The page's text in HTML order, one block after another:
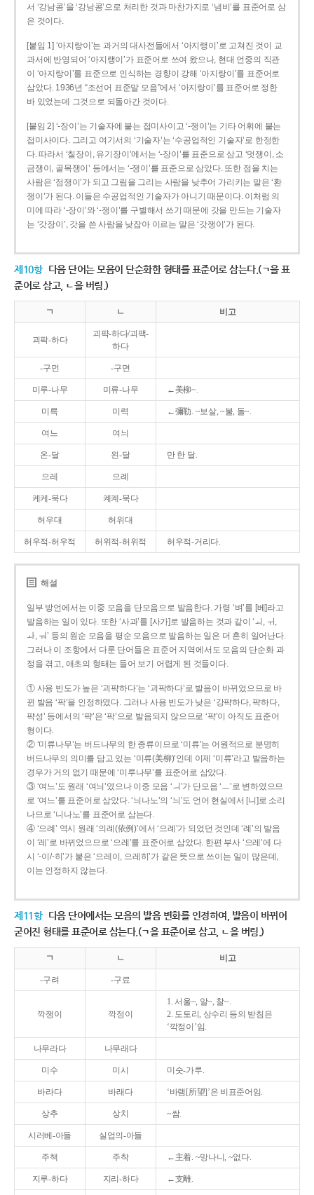
서 ‘강남콩’을 ‘강낭콩’으로 처리한 것과 마찬가지로 ‘냄비’를 표준어로 삼
은 것이다.
[붙임 1] ‘아지랑이’는 과거의 대사전들에서 ‘아지랭이’로 고쳐진 것이 교
과서에 반영되어 ‘아지랭이’가 표준어로 쓰여 왔으나, 현대 언중의 직관
이 ‘아지랑이’를 표준으로 인식하는 경향이 강해 ‘아지랑이’를 표준어로
삼았다. 1936년 “조선어 표준말 모음”에서 ‘아지랑이’를 표준어로 정한
바 있었는데 그것으로 되돌아간 것이다.
[붙임 2] ‘-장이’는 기술자에 붙는 접미사이고 ‘-쟁이’는 기타 어휘에 붙는
접미사이다. 그리고 여기서의 ‘기술자’는 ‘수공업적인 기술자’로 한정한
다. 따라서 ‘칠장이, 유기장이’에서는 ‘-장이’를 표준으로 삼고 ‘멋쟁이, 소
금쟁이, 골목쟁이’ 등에서는 ‘-쟁이’를 표준으로 삼았다. 또한 점을 치는
사람은 ‘점쟁이’가 되고 그림을 그리는 사람을 낮추어 가리키는 말은 ‘환
쟁이’가 된다. 이들은 수공업적인 기술자가 아니기 때문이다. 이처럼 의
미에 따라 ‘-장이’와 ‘-쟁이’를 구별해서 쓰기 때문에 갓을 만드는 기술자
는 ‘갓장이’, 갓을 쓴 사람을 낮잡아 이르는 말은 ‘갓쟁이’가 된다.
제10항 다음 단어는 모음이 단순화한 형태를 표준어로 삼는다.(ㄱ을 표
준어로 삼고, ㄴ을 버림.)
ㄱ ㄴ 비고
괴팍-하다
괴퍅-하다/괴팩-
하다
-구먼 -구면
미루-나무 미류-나무 ←美柳~.
미륵 미력 ←彌勒. ~보살, ~불, 돌~.
여느 여늬
온-달 왼-달 만 한 달.
으레 으례
케케-묵다 켸켸-묵다
허우대 허위대
허우적-허우적 허위적-허위적 허우적-거리다.
해설
일부 방언에서는 이중 모음을 단모음으로 발음한다. 가령 ‘벼’를 [베]라고
발음하는 일이 있다. 또한 ‘사과’를 [사가]로 발음하는 것과 같이 ‘ㅚ, ㅟ,
ㅘ, ㅝ’ 등의 원순 모음을 평순 모음으로 발음하는 일은 더 흔히 일어난다.
그러나 이 조항에서 다룬 단어들은 표준어 지역에서도 모음의 단순화 과
정을 겪고, 애초의 형태는 들어 보기 어렵게 된 것들이다.
① 사용 빈도가 높은 ‘괴퍅하다’는 ‘괴팍하다’로 발음이 바뀌었으므로 바
뀐 발음 ‘팍’을 인정하였다. 그러나 사용 빈도가 낮은 ‘강퍅하다, 퍅하다,
퍅성’ 등에서의 ‘퍅’은 ‘팍’으로 발음되지 않으므로 ‘퍅’이 아직도 표준어
형이다.
② ‘미류나무’는 버드나무의 한 종류이므로 ‘미류’는 어원적으로 분명히
버드나무의 의미를 담고 있는 ‘미류(美柳)’인데 이제 ‘미류’라고 발음하는
경우가 거의 없기 때문에 ‘미루나무’를 표준어로 삼았다.
③ ‘여느’도 원래 ‘여늬’였으나 이중 모음 ‘ㅢ’가 단모음 ‘ㅡ’로 변하였으므
로 ‘여느’를 표준어로 삼았다. ‘늬나노’의 ‘늬’도 언어 현실에서 [니]로 소리
나므로 ‘니나노’를 표준어로 삼는다.
④ ‘으례’ 역시 원래 ‘의례(依例)’에서 ‘으례’가 되었던 것인데 ‘례’의 발음
이 ‘레’로 바뀌었으므로 ‘으레’를 표준어로 삼았다. 한편 부사 ‘으레’에 다
시 ‘-이/-히’가 붙은 ‘으레이, 으레히’가 같은 뜻으로 쓰이는 일이 많은데,
이는 인정하지 않는다.
제11항 다음 단어에서는 모음의 발음 변화를 인정하여, 발음이 바뀌어
굳어진 형태를 표준어로 삼는다.(ㄱ을 표준어로 삼고, ㄴ을 버림.)
ㄱ ㄴ 비고
-구려 -구료
깍쟁이 깍정이
1. 서울~, 알~, 찰~.
2. 도토리, 상수리 등의 받침은
‘깍정이’임.
나무라다 나무래다
미수 미시 미숫-가루.
바라다 바래다 ‘바램[所望]’은 비표준어임.
상추 상치 ~쌈.
시러베-아들 실업의-아들
주책 주착 ←主着. ~망나니, ~없다.
지루-하다 지리-하다 ←支離.